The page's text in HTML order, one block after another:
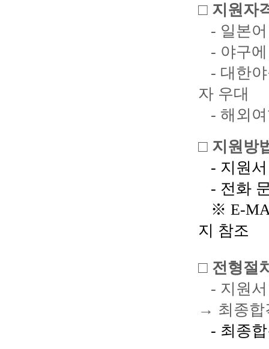
□ 지원자
- 일본어
- 야구에
- 대한
자 우대
- 해외
□ 지원방
- 지원서
- 전화
※ E-
지
참조
□ 전형절
- 지원서
→ 최종합
- 최종